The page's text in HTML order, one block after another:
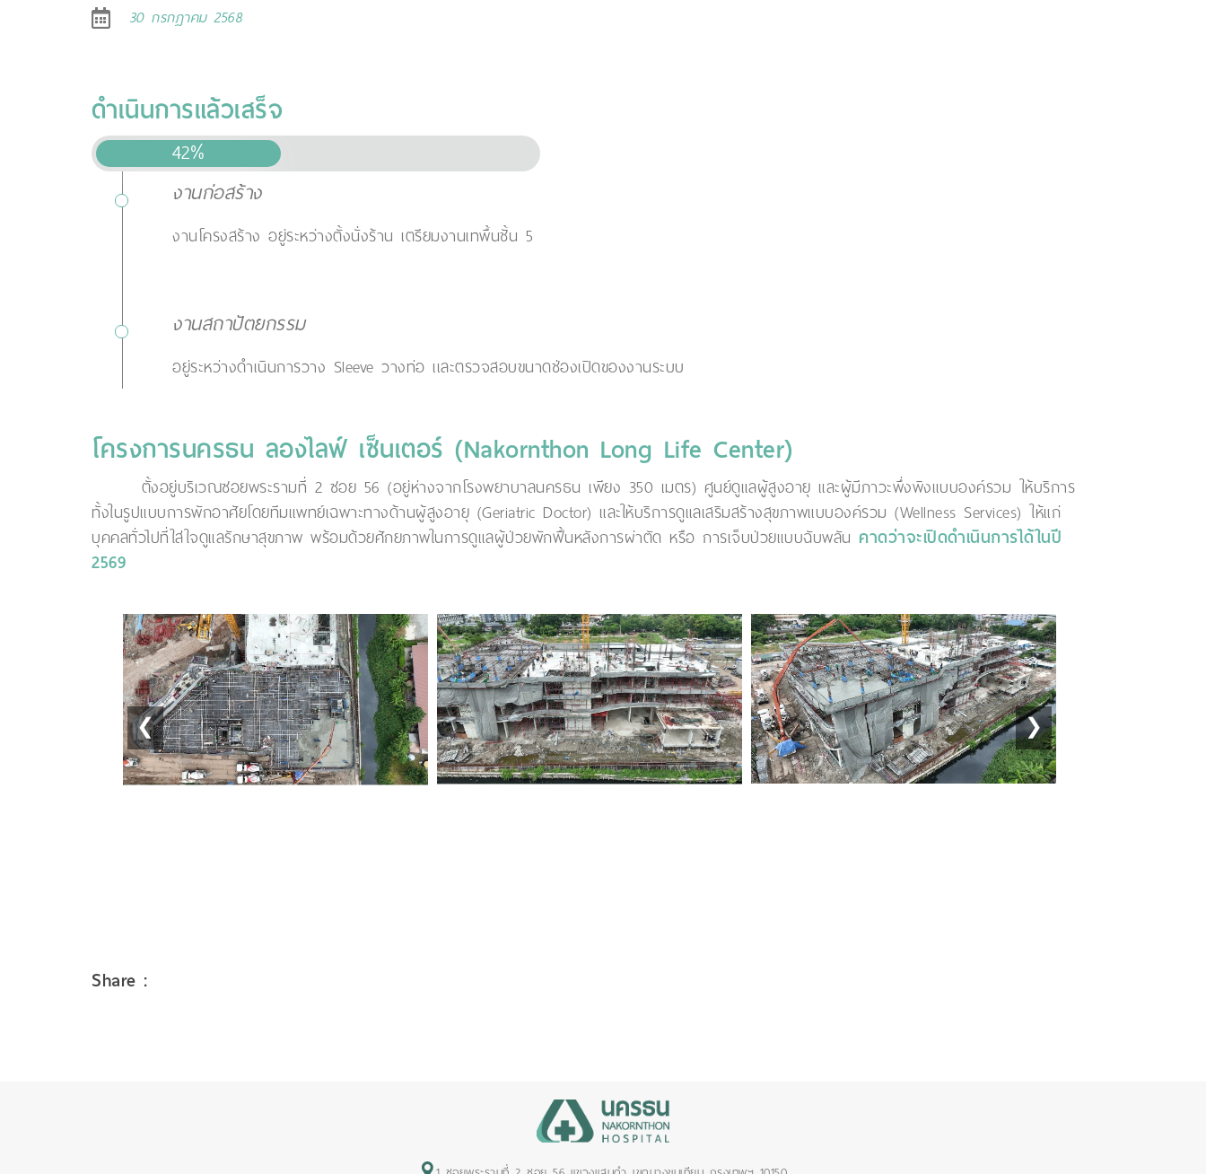
30 กรกฎาคม 2568
ดำเนินการแล้วเสร็จ
42%
งานก่อสร้าง
งานโครงสร้าง อยู่ระหว่างตั้งนั่งร้าน เตรียมงานเทพื้นชั้น 5
งานสถาปัตยกรรม
อยู่ระหว่างดำเนินการวาง Sleeve วางท่อ เเละตรวจสอบขนาดช่องเปิดของงานระบบ
โครงการนครธน ลองไลฟ์ เซ็นเตอร์ (Nakornthon Long Life Center)
ตั้งอยู่บริเวณซอยพระรามที่ 2 ซอย 56 (อยู่ห่างจากโรงพยาบาลนครธน เพียง 350 เมตร) ศูนย์ดูแลผู้สูงอายุ และผู้มีภาวะพึ่งพิงแบบองค์รวม ให้บริการ
ทั้งในรูปแบบการพักอาศัยโดยทีมแพทย์เฉพาะทางด้านผู้สูงอายุ (Geriatric Doctor) และให้บริการดูแลเสริมสร้างสุขภาพแบบองค์รวม (Wellness Services) ให้แก่
บุคคลทั่วไปที่ใส่ใจดูแลรักษาสุขภาพ พร้อมด้วยศักยภาพในการดูแลผู้ป่วยพักฟื้นหลังการผ่าตัด หรือ การเจ็บป่วยแบบฉับพลัน คาดว่าจะเปิดดำเนินการได้ในปี
2569
❮ ❯
Share :